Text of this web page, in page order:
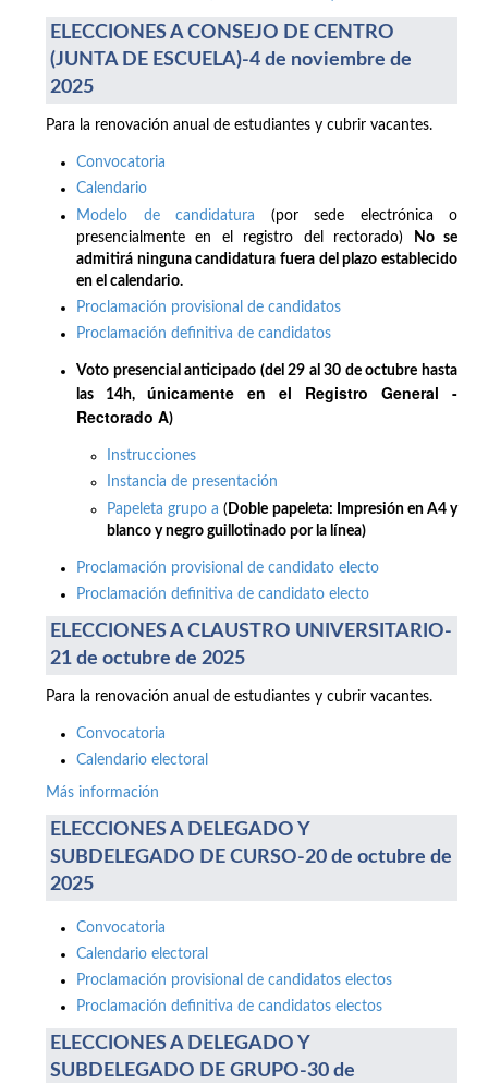
ELECCIONES A CONSEJO DE CENTRO
(JUNTA DE ESCUELA)-4 de noviembre de
2025
Para la renovación anual de estudiantes y cubrir vacantes.
Convocatoria
Calendario
Modelo de candidatura (por sede electrónica o
presencialmente en el registro del rectorado)
No se
admitirá ninguna candidatura fuera del plazo establecido
en el calendario.
Proclamación provisional de candidatos
Proclamación definitiva de candidatos
Voto presencial anticipado (del 29 al 30 de octubre hasta
las 14h, únicamente en el Registro General -
Rectorado A)
Instrucciones
Instancia de presentación
Papeleta grupo a( Doble papeleta: Impresión en A4 y
blanco y negro guillotinado por la línea)
Proclamación provisional de candidato electo
Proclamación definitiva de candidato electo
ELECCIONES A CLAUSTRO UNIVERSITARIO-
21 de octubre de 2025
Para la renovación anual de estudiantes y cubrir vacantes.
Convocatoria
Calendario electoral
Más información
ELECCIONES A DELEGADO Y
SUBDELEGADO DE CURSO-20 de octubre de
2025
Convocatoria
Calendario electoral
Proclamación provisional de candidatos electos
Proclamación definitiva de candidatos electos
ELECCIONES A DELEGADO Y
SUBDELEGADO DE GRUPO-30 de